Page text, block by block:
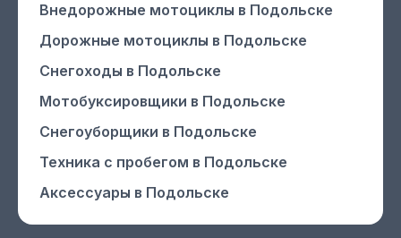
Внедорожные мотоциклы в Подольске
Дорожные мотоциклы в Подольске
Снегоходы в Подольске
Мотобуксировщики в Подольске
Снегоуборщики в Подольске
Техника с пробегом в Подольске
Аксессуары в Подольске